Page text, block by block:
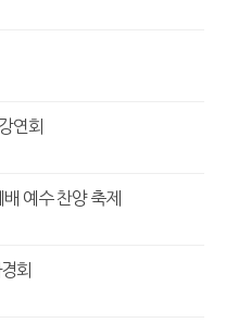
연회
예수 찬양 축제
회